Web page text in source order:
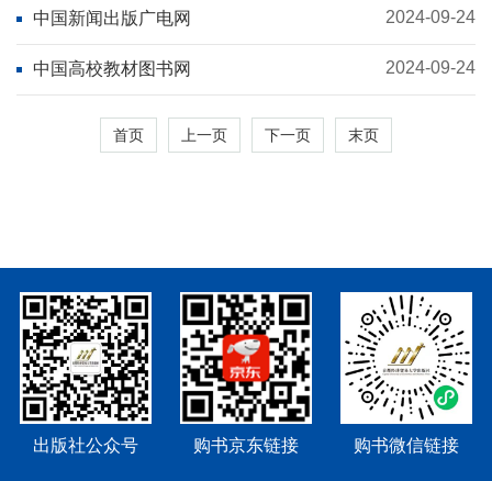
中国新闻出版广电网 2024-09-24
中国高校教材图书网 2024-09-24
首页 上一页 下一页 末页
出版社公众号 购书京东链接 购书微信链接